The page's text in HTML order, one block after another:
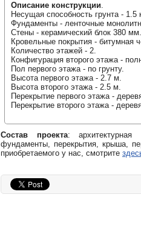
Описание конструкции.
Несущая способность грунта - 1.5
Фундаменты - ленточные
Стены - керамический блок 380 мм.
Кровельные покрытия - битумная
Количество этажей - 2.
Конфигурация второго этажа -
Пол первого этажа - по грунту.
Высота первого этажа - 2.7 м.
Высота второго этажа - 2.5 м.
Перекрытие первого этажа -
Перекрытие второго этажа -
Состав проекта:
фундаменты, перекрытия, крыша,
приобретаемого у нас, смотрите